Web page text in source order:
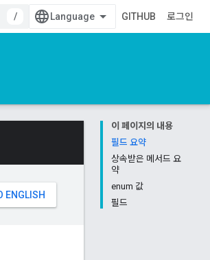
/
GITHUB 로그인
이 페이지의 내용
필드 요약
상속받은 메서드 요
약
enum 값
필드